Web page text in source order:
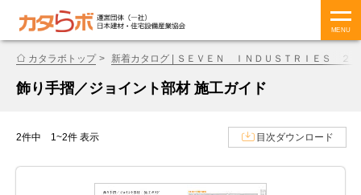
MENU
カタラボトップ 新着カタログ | ＳＥＶＥＮ ＩＮＤＵＳＴＲＩＥＳ ２
飾り手摺／ジョイント部材 施工ガイド
2件中 1~2件 表示 目次ダウンロード